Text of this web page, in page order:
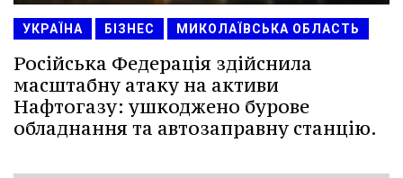
УКРАЇНА БІЗНЕС МИКОЛАЇВСЬКА ОБЛАСТЬ
Російська Федерація здійснила
масштабну атаку на активи
Нафтогазу: ушкоджено бурове
обладнання та автозаправну станцію.